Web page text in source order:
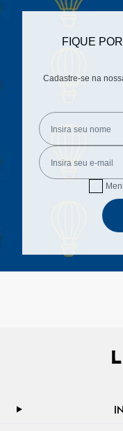
FIQUE
Cadastre-se na